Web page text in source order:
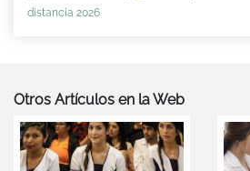
distancia 2026
Otros Artículos en la Web